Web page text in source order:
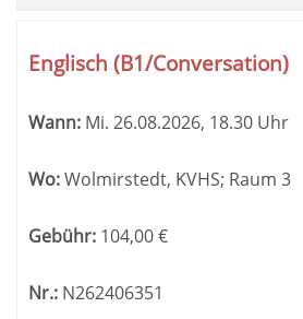
Englisch (B1/Conversation)
Wann: Mi. 26.08.2026, 18.30 Uhr
Wo:Wolmirstedt, KVHS; Raum 3
Gebühr: 104,00€
Nr.: N262406351